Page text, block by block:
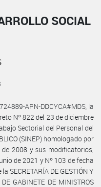
SOCIAL
APN-DDCYCA#MDS, la
Nº 822 del 23 de diciembre
Sectorial del Personal del
(SINEP) homologado por
2008 y sus modificatorios,
de 2021 y Nº 103 de fecha
SECRETARÍA DE GESTIÓN Y
GABINETE DE MINISTROS